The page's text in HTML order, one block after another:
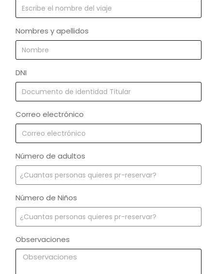
Nombres y apellidos
DNI
Correo electrónico
Número de adultos
Número de Niños
Observaciones